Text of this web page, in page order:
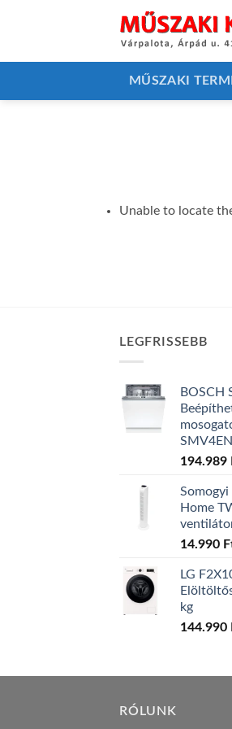
MŰSZAKI
Unable to locate
LEGFRISSEBB
BOSCH
194.989
Home
14.990
LG
kg
144.990
RÓLUNK